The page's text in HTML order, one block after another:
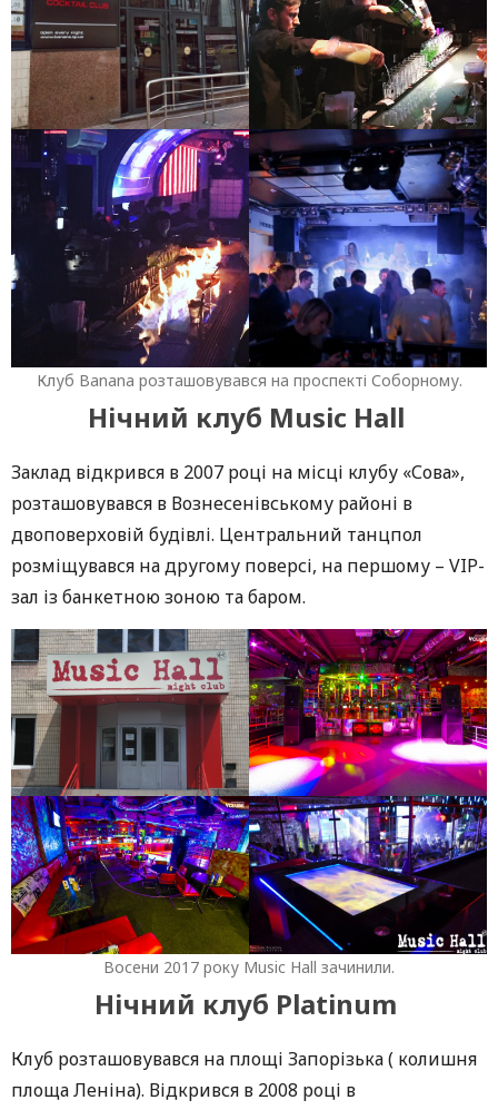
Клуб Banana розташовувався на проспекті Соборному.
Нічний клуб Music Hall
Заклад відкрився в 2007 році на місці клубу «Сова»,
розташовувався в Вознесенівському районі в
двоповерховій будівлі. Центральний танцпол
розміщувався на другому поверсі, на першому – VIP-
зал із банкетною зоною та баром.
Восени 2017 року Music Hall зачинили.
Нічний клуб Platinum
Клуб розташовувався на площі Запорізька ( колишня
площа Леніна). Відкрився в 2008 році в